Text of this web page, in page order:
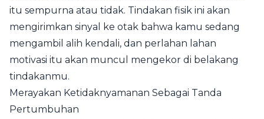
itu sempurna atau tidak. Tindakan fisik ini akan
mengirimkan sinyal ke otak bahwa kamu sedang
mengambil alih kendali, dan perlahan lahan
motivasi itu akan muncul mengekor di belakang
tindakanmu.
Merayakan Ketidaknyamanan Sebagai Tanda
Pertumbuhan